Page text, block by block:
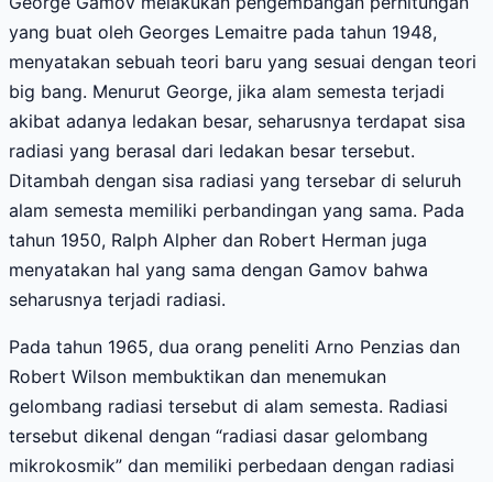
yang buat oleh Georges Lemaitre pada tahun 1948,
menyatakan sebuah teori baru yang sesuai dengan teori
big bang. Menurut George, jika alam semesta terjadi
akibat adanya ledakan besar, seharusnya terdapat sisa
radiasi yang berasal dari ledakan besar tersebut.
Ditambah dengan sisa radiasi yang tersebar di seluruh
alam semesta memiliki perbandingan yang sama. Pada
tahun 1950, Ralph Alpher dan Robert Herman juga
menyatakan hal yang sama dengan Gamov bahwa
seharusnya terjadi radiasi.
Pada tahun 1965, dua orang peneliti Arno Penzias dan
Robert Wilson membuktikan dan menemukan
gelombang radiasi tersebut di alam semesta. Radiasi
tersebut dikenal dengan “radiasi dasar gelombang
mikrokosmik” dan memiliki perbedaan dengan radiasi